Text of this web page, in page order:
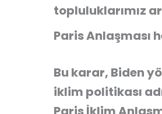
topluluklarımız
Paris Anlaşması
Bu karar, Biden
iklim politikası